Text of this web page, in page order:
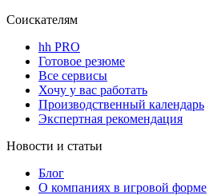
Соискателям
hh PRO
Готовое резюме
Все сервисы
Хочу у вас работать
Производственный календарь
Экспертная рекомендация
Новости и статьи
Блог
О компаниях в игровой форме